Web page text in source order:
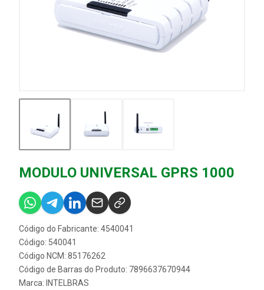
MODULO UNIVERSAL GPRS 1000
Código do Fabricante: 4540041
Código: 540041
Código NCM: 85176262
Código de Barras do Produto: 7896637670944
Marca: INTELBRAS